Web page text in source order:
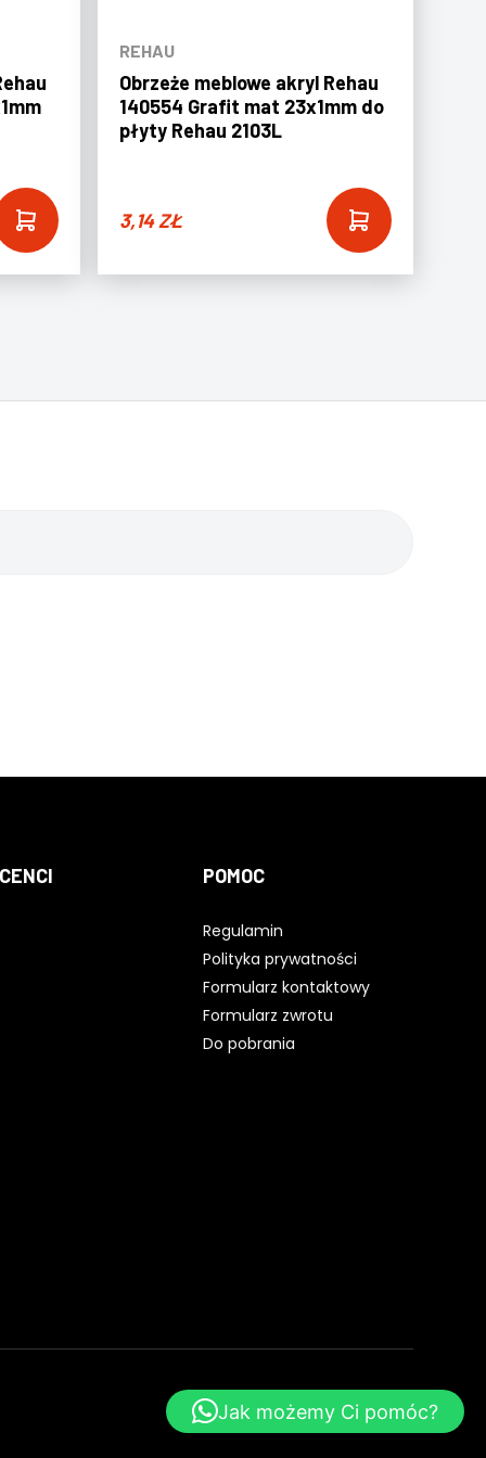
REHAU
Obrzeże meblowe akryl Rehau
140554 Grafit mat 23x1mm do
płyty Rehau 2103L
3,14ZŁ
POMOC
Regulamin
Polityka prywatności
Formularz kontaktowy
Formularz zwrotu
Do pobrania
WebsiteStyle.pl - Strony WWW
Jak możemy Ci pomóc?